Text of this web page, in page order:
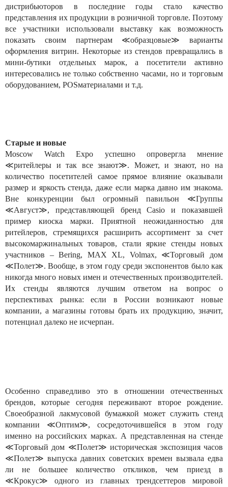
дистрибьюторов в последние годы стало качество
представления их продукции в розничной торговле. Поэтому
все участники использовали выставку как возможность
показать своим партнерам ≪образцовые≫ варианты
оформления витрин. Некоторые из стендов превращались в
мини-бутики отдельных марок, а посетители активно
интересовались не только собственно часами, но и торговым
оборудованием, POSматериалами и т.д.
Старые и новые
Moscow Watch Expo успешно опровергла мнение
≪ритейлеры и так все знают≫. Может, и знают, но на
количество посетителей самое прямое влияние оказывали
размер и яркость стенда, даже если марка давно им знакома.
Вне конкуренции был огромный павильон ≪Группы
≪Август≫, представляющей бренд Casio и показавшей
пример киоска марки. Приятной неожиданностью для
ритейлеров, стремящихся расширить ассортимент за счет
высокомаржинальных товаров, стали яркие стенды новых
участников – Bering, MAX XL, Volmax, ≪Торговый дом
≪Полет≫. Вообще, в этом году среди экспонентов было как
никогда много новых имен и отечественных производителей.
Их стенды являются лучшим ответом на вопрос о
перспективах рынка: если в России возникают новые
компании, а магазины готовы брать их продукцию, значит,
потенциал далеко не исчерпан.
Особенно справедливо это в отношении отечественных
брендов, которые сегодня переживают второе рождение.
Своеобразной лакмусовой бумажкой может служить стенд
компании ≪Оптим≫, сосредоточившейся в этом году
именно на российских марках. А представленная на стенде
≪Торговый дом ≪Полет≫ историческая экспозиция часов
≪Полет≫ выпуска давних советских времен вызвала едва
ли не большее количество откликов, чем приезд в
≪Крокус≫ одного из главных трендсеттеров мировой